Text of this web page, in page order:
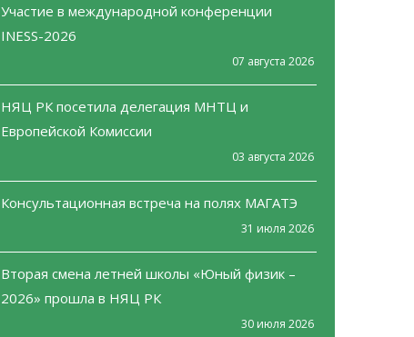
Участие в международной конференции
INESS-2026
07 августа 2026
НЯЦ РК посетила делегация МНТЦ и
Европейской Комиссии
03 августа 2026
Консультационная встреча на полях МАГАТЭ
31 июля 2026
Вторая смена летней школы «Юный физик –
2026» прошла в НЯЦ РК
30 июля 2026